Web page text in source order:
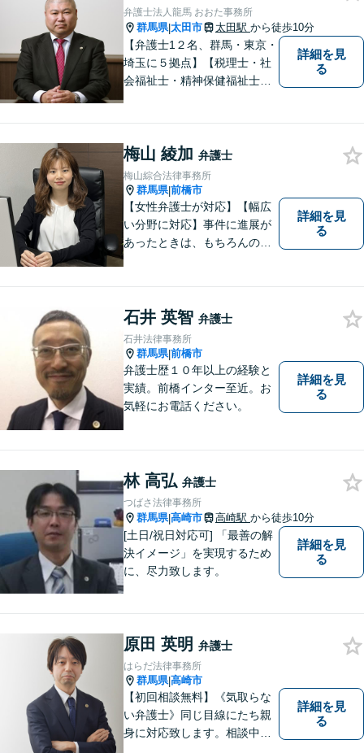
弁護士法人龍馬 おおた事務所
群馬県|太田市 太田駅 から徒歩10分
【弁護士1２名、群馬・東京・
埼玉に５拠点】【税理士・社
会福祉士・精神保健福祉士が
能】
詳細を見
る
梅山 綾加 弁護士
梅山綜合法律事務所
群馬県|前橋市
【女性弁護士が対応】【幅広
い分野に対応】事件に進展が
あったときは、もちろんのこ
相談者様のお話を丁寧にお聞
きし、常にご依頼者様に寄り
添った弁護活動をしておりま
す。
詳細を見
る
石井 英智 弁護士
石井法律事務所
群馬県|前橋市
弁護士歴１０年以上の経験と
実績。前橋インター至近。お
気軽にお電話ください。
詳細を見
る
林 高弘 弁護士
つばさ法律事務所
群馬県|高崎市 高崎駅 から徒歩10分
[土日/祝日対応可] 「最善の解
決イメージ」を実現するため
に、尽力致します。
詳細を見
る
原田 英明 弁護士
はらだ法律事務所
群馬県|高崎市
【初回相談無料】《気取らな
い弁護士》同じ目線にたち親
身に対応致します。相談中も
詳細を見
る